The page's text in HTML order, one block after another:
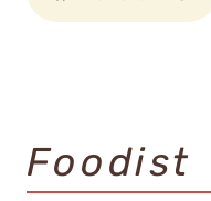
Foodist